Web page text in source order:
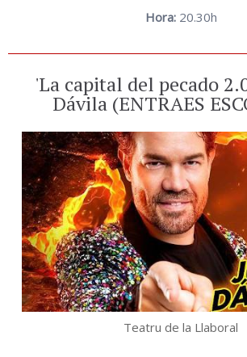
Hora:20.30h
'La capital del pecado
Dávila (ENTRAES
Teatru de la Llaboral